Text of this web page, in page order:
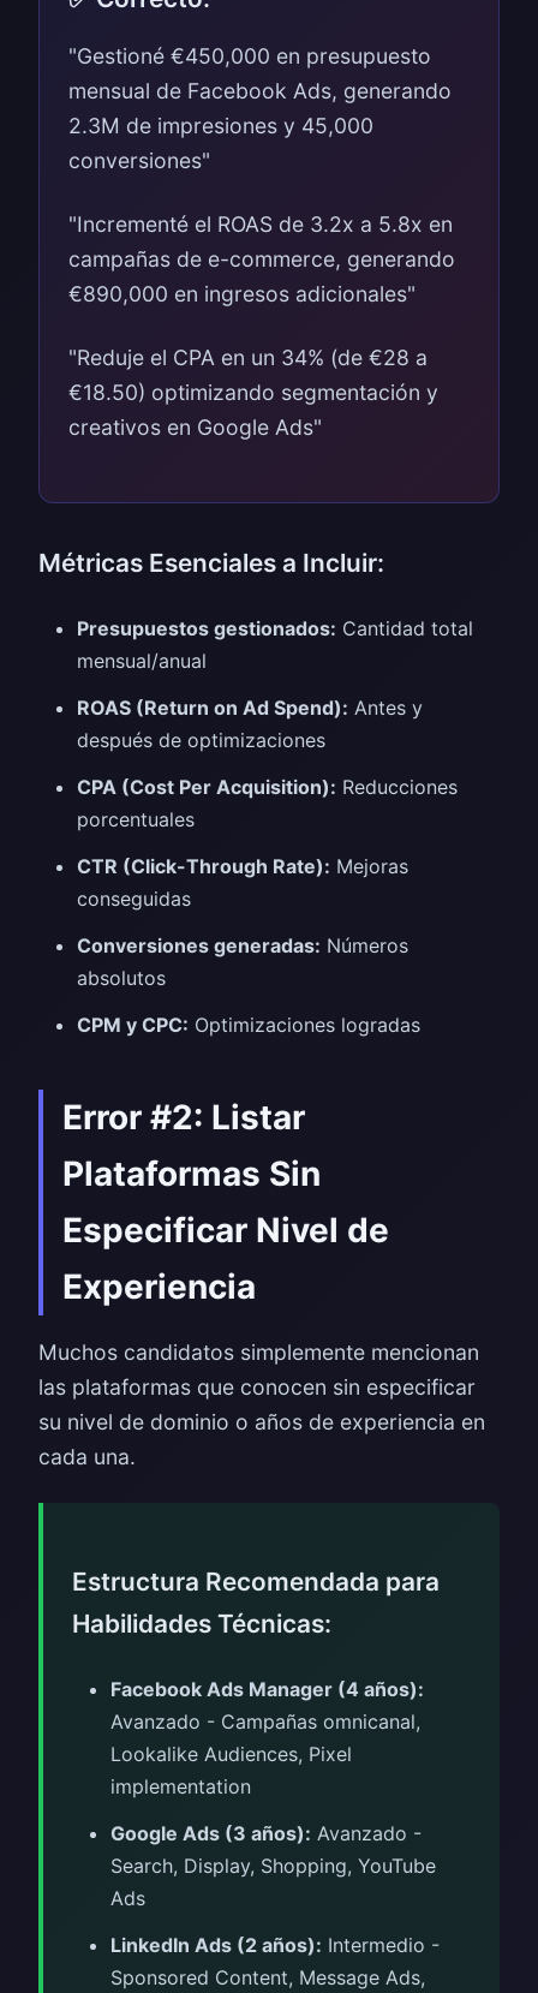
"Gestioné €450,000 en presupuesto
mensual de Facebook Ads, generando
2.3M de impresiones y 45,000
conversiones"
"Incrementé el ROAS de 3.2x a 5.8x en
campañas de e-commerce, generando
€890,000 en ingresos adicionales"
"Reduje el CPA en un 34% (de €28 a
€18.50) optimizando segmentación y
creativos en Google Ads"
Métricas Esenciales a Incluir:
Presupuestos gestionados: Cantidad total
mensual/anual
ROAS (Return on Ad Spend): Antes y
después de optimizaciones
CPA (Cost Per Acquisition): Reducciones
porcentuales
CTR (Click-Through Rate): Mejoras
conseguidas
Conversiones generadas: Números
absolutos
CPM y CPC: Optimizaciones logradas
Error #2: Listar
Plataformas Sin
Especificar Nivel de
Experiencia
Muchos candidatos simplemente mencionan
las plataformas que conocen sin especificar
su nivel de dominio o años de experiencia en
cada una.
Estructura Recomendada para
Habilidades Técnicas:
Facebook Ads Manager (4 años):
Avanzado - Campañas omnicanal,
Lookalike Audiences, Pixel
implementation
Google Ads (3 años): Avanzado -
Search, Display, Shopping, YouTube
Ads
LinkedIn Ads (2 años): Intermedio -
Sponsored Content, Message Ads,